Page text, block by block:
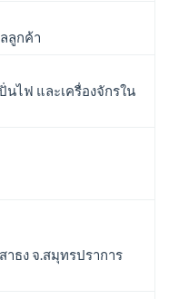
ลูกค้า
ไฟ และเครื่องจักรใน
าธง จ.สมุทรปราการ